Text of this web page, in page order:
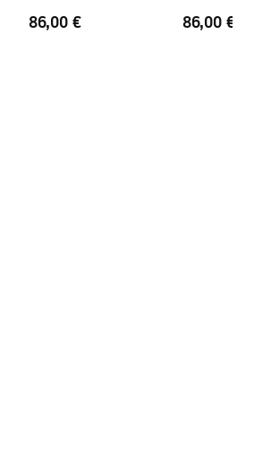
86,00 € 86,00 €